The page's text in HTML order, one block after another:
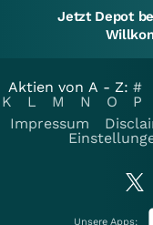
Jetzt Depot
Aktien von A - Z: #
K
L M N O P
Impressum
Unsere Apps: